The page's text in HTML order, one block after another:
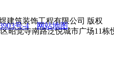
昭觉寺南路泛悦城市广场11栋
建筑装饰工程有限公司 版权
号-4 网站地图